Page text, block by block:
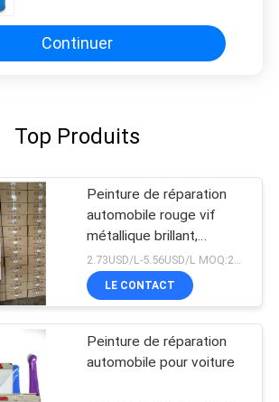
Continuer
Top Produits
Peinture de réparation
automobile rouge vif
métallique brillant,
assortiment de couleurs
de qualité usine d'origine
2.73USD/L-5.56USD/L MOQ:200L
LE CONTACT
Peinture de réparation
automobile pour voiture